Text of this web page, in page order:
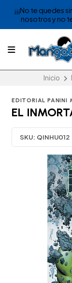
¡¡¡No te quedes
nosotros y no
Inicio
EDITORIAL PANINI
EL
SKU: QINHU012